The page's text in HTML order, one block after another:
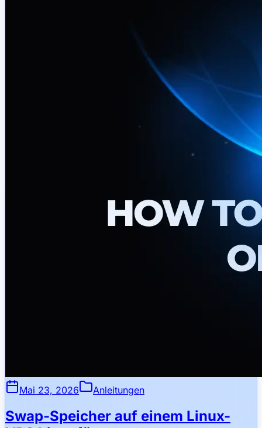
Mai 23, 2026 Anleitungen
Swap-Speicher auf einem Linux-